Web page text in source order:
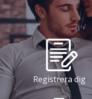
Registrera dig